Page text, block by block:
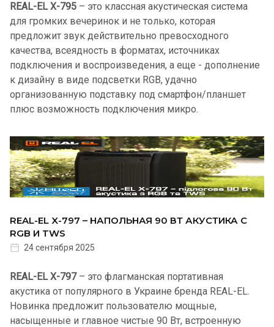
REAL-EL X-795 – это классная акустическая система
для громких вечеринок и не только, которая
предложит звук действительно превосходного
качества, всеядность в форматах, источниках
подключения и воспроизведения, а еще - дополнение
к дизайну в виде подсветки RGB, удачно
организованную подставку под смартфон/планшет
плюс возможность подключения микро.
REAL-EL X-797 – НАПОЛЬНАЯ 90 ВТ АКУСТИКА С
RGB И TWS
24 сентября 2025
REAL-EL X-797– это флагманская портативная
акустика от популярного в Украине бренда REAL-EL.
Новинка предложит пользователю мощные,
насыщенные и главное чистые 90 Вт, встроенную